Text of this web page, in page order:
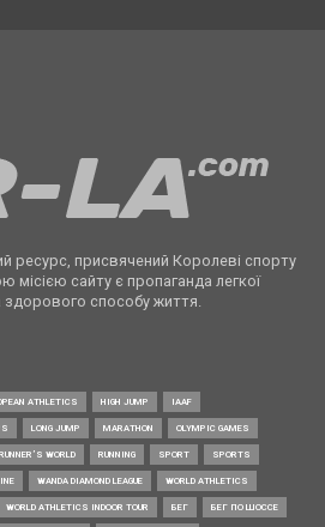
ресурс, присвячений Королеві спорту
місією сайту є пропаганда легкої
здорового способу життя.
ATHLETICS HIGH JUMP IAAF
LONG JUMP MARATHON OLYMPIC GAMES
RUNNER’S WORLD RUNNING SPORT SPORTS
WANDA DIAMOND LEAGUE WORLD ATHLETICS
WORLD ATHLETICS INDOOR TOUR БЕГ БЕГ ПО ШОССЕ